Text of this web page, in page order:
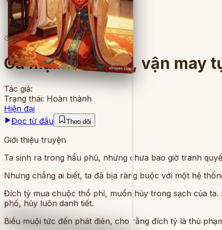
4lượt đọc· 10chương
Cá mặn nằm yên, vận may
Tác giả:
Trạng thái: Hoàn thành
Hiện đại
Đọc từ đầu
Theo dõi
Giới thiệu truyện
Ta sinh ra trong hầu phủ, nhưng chưa bao giờ tranh
Nhưng chẳng ai biết, ta đã bịa ràng buộc với một hệ
Đích tỷ mua chuộc thổ phỉ, muốn hủy trong sạch của
phố, hủy luôn danh tiết.
Biểu muội tức đến phát điên, cho rằng đích tỷ là thủ